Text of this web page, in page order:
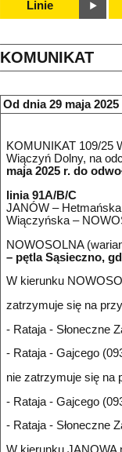
Linie
KOMUNIKAT
Od dnia 29 maja
KOMUNIKAT 109/25
Wiączyń Dolny, na
maja 2025 r. do
linia 91A/B/C
JANÓW –
Wiączyńska –
NOWOSOLNA
– pętla Sąsieczno,
W kierunku
zatrzymuje się na
- Rataja - Słoneczne
- Rataja - Gajcego
nie zatrzymuje się na
- Rataja - Gajcego
- Rataja - Słoneczne